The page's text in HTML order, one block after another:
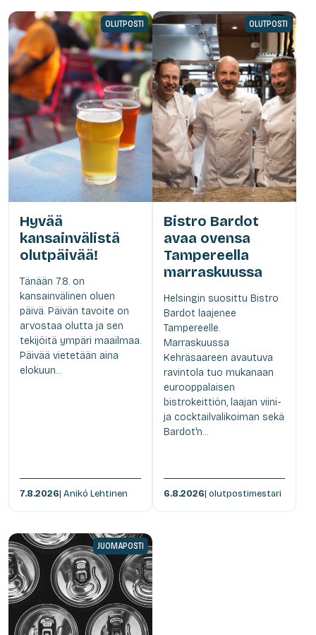
OLUTPOSTI
Hyvää
kansainvälistä
olutpäivää!
Tänään 7.8. on
kansainvälinen oluen
päivä. Päivän tavoite on
arvostaa olutta ja sen
tekijöitä ympäri maailmaa.
Päivää vietetään aina
elokuun...
7.8.2026| Anikó Lehtinen
OLUTPOSTI
Bistro Bardot
avaa ovensa
Tampereella
marraskuussa
Helsingin suosittu Bistro
Bardot laajenee
Tampereelle.
Marraskuussa
Kehräsaareen avautuva
ravintola tuo mukanaan
eurooppalaisen
bistrokeittiön, laajan viini-
ja cocktailvalikoiman sekä
Bardot'n...
6.8.2026| olutpostimestari
JUOMAPOSTI